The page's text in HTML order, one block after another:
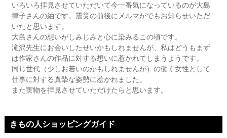
いろいろ拝見させていただいて今一番気になっているのが大島
律子さんの紬です。震災の前後にメルマがでもお知らせいただ
いたと思います。
大島さんの想いがしみじみと心に染みるこの頃です。
滝沢先生にお会いしたせいかもしれませんが、私はどうもまず
は作家さんの作品に対する想いに惹かれてしまうようです。
同じ世代（少しお若いのかもしれませんが）の働く女性として
仕事に対する真摯な姿勢に惹かれました。
また実物を拝見させていただけたらと思います。
きもの人ショッピングガイド